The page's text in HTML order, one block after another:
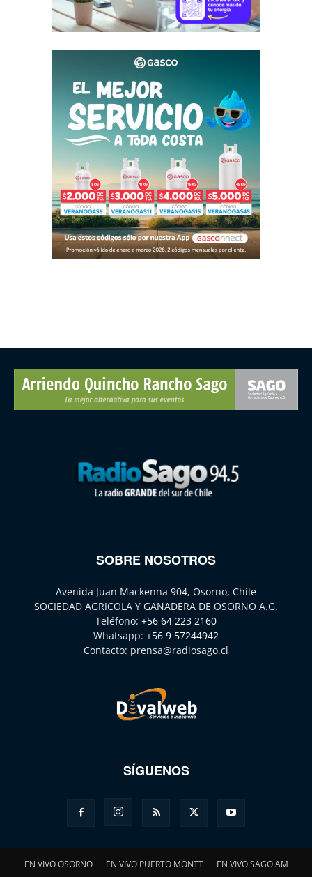
SOBRE NOSOTROS
Avenida Juan Mackenna 904, Osorno, Chile
SOCIEDAD AGRICOLA Y GANADERA DE OSORNO A.G.
Teléfono: +56 64 223 2160
Whatsapp: +56 9 57244942
Contacto: prensa@radiosago.cl
SÍGUENOS
EN VIVO OSORNO EN VIVO PUERTO MONTT EN VIVO SAGO AM